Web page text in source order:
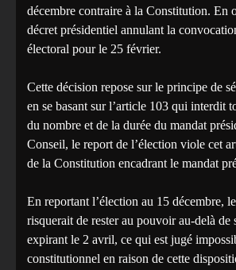
décembre contraire à la Constitution. En
décret présidentiel annulant la
électoral pour le 25 février.
Cette décision repose sur le principe de
en se basant sur l’article 103 qui interdit
du nombre et de la durée du mandat
Conseil, le report de l’élection viole cet
de la Constitution encadrant le mandat
En reportant l’élection au 15 décembre,
risquerait de rester au pouvoir au-delà de
expirant le 2 avril, ce qui est jugé
constitutionnel en raison de cette